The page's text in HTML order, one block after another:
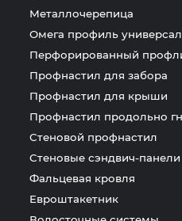
Металлочерепица
Омега профиль универсал
Перфорированный
Профнастил для забора
Профнастил для крыши
Профнастил продольно
Стеновой профнастил
Стеновые сэндвич-панели
Фальцевая кровля
Евроштакетник